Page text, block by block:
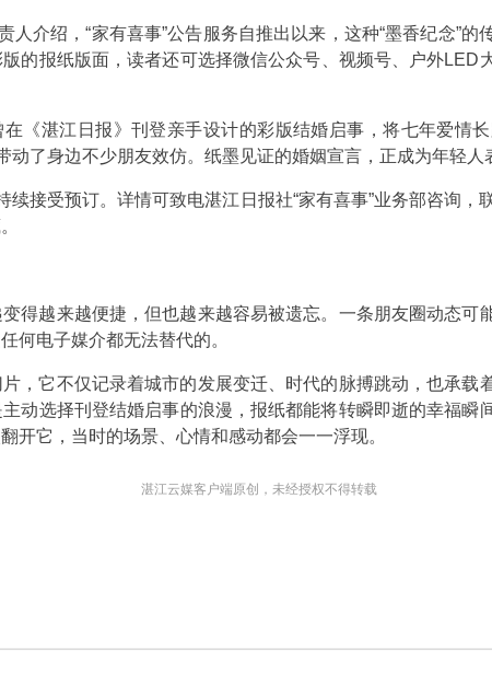
人介绍，“家有喜事”公告服务自推出以来，这种“墨香纪念”
的报纸版面，读者还可选择微信公众号、视频号、户外LED
《湛江日报》刊登亲手设计的彩版结婚启事，将七年爱情
动了身边不少朋友效仿。纸墨见证的婚姻宣言，正成为年轻人
续接受预订。详情可致电湛江日报社“家有喜事”业务部咨询
得越来越便捷，但也越来越容易被遗忘。一条朋友圈动态可
何电子媒介都无法替代的。
，它不仅记录着城市的发展变迁、时代的脉搏跳动，也承载
动选择刊登结婚启事的浪漫，报纸都能将转瞬即逝的幸福瞬
开它，当时的场景、心情和感动都会一一浮现。
湛江云媒客户端原创，未经授权不得转载